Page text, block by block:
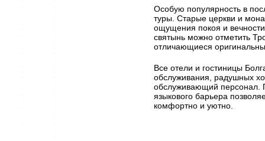
Особую популярность в
туры. Старые церкви и
ощущения покоя и
святынь можно отметить
отличающиеся
Все отели и гостиницы
обслуживания, радушных
обслуживающий персонал.
языкового барьера
комфортно и уютно.